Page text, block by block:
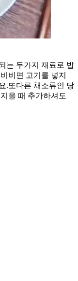
는 두가지 재료로 밥
비면 고기를 넣지
. ​또다른 채소류인 당
을 때 추가하셔도